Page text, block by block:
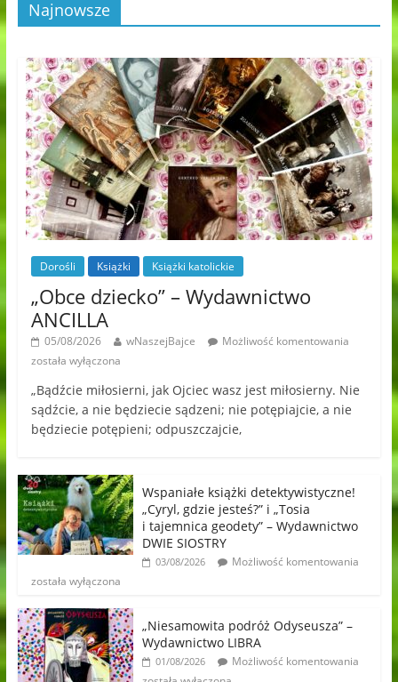
Najnowsze
Dorośli Książki Książki katolickie
„Obce dziecko” – Wydawnictwo
ANCILLA
05/08/2026 wNaszejBajce
Możliwość komentowania
została wyłączona
„Bądźcie miłosierni, jak Ojciec wasz jest miłosierny. Nie
sądźcie, a nie będziecie sądzeni; nie potępiajcie, a nie
będziecie potępieni; odpuszczajcie,
Wspaniałe książki detektywistyczne!
„Cyryl, gdzie jesteś?” i „Tosia
i tajemnica geodety” – Wydawnictwo
DWIE SIOSTRY
03/08/2026
Możliwość komentowania
została wyłączona
„Niesamowita podróż Odyseusza” –
Wydawnictwo LIBRA
01/08/2026
Możliwość komentowania